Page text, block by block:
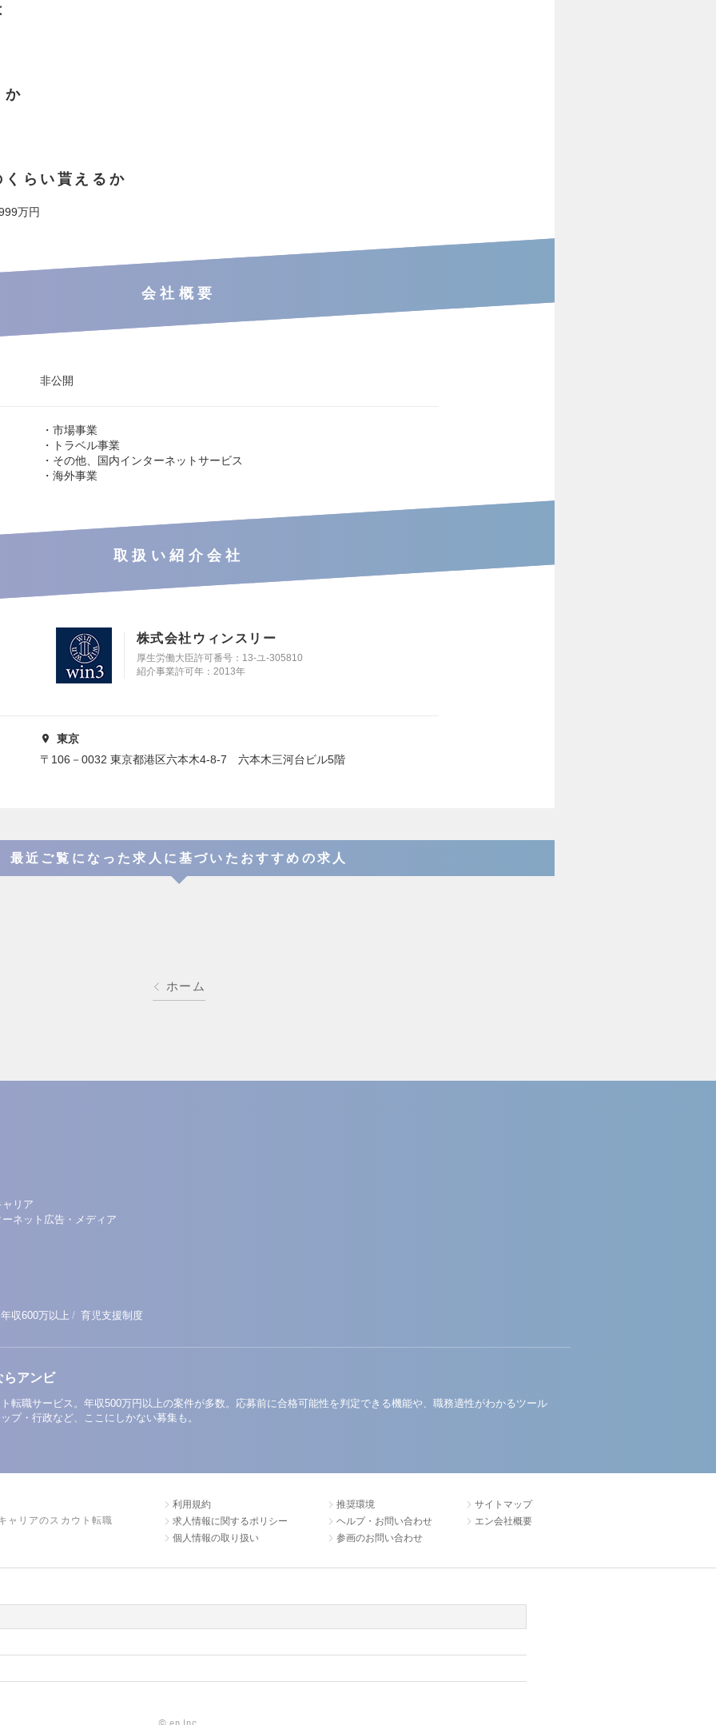
か
くらい貰えるか
万円
会社概要
非公開
・市場事業
・トラベル事業
・その他、国内インターネットサービス
・海外事業
取扱い紹介会社
株式会社ウィンスリー
厚生労働大臣許可番号：13-ユ-305810
紹介事業許可年：2013年
東京
〒106－0032 東京都港区六本木4-8-7 六本木三河台ビル5階
最近ご覧になった求人に基づいたおすすめの求人
ホーム
リア
ネット広告・メディア
年収600万以上 / 育児支援制度
らアンビ
転職サービス。年収500万円以上の案件が多数。応募前に合格可能性を判定できる機能や、職務適性がわかるツール
プ・行政など、ここにしかない募集も。
ャリアのスカウト転職
利用規約
求人情報に関するポリシー
個人情報の取り扱い
推奨環境
ヘルプ・お問い合わせ
参画のお問い合わせ
サイトマップ
エン会社概要